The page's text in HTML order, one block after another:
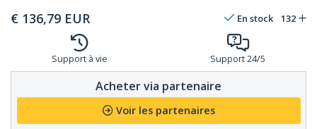
€ 136,79 EUR En stock 132
Support à vie Support 24/5
Acheter via partenaire
Voir les partenaires